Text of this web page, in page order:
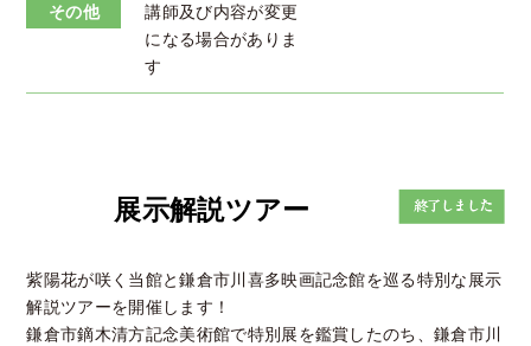
その他
講師及び内容が変更
になる場合がありま
す
展示解説ツアー
紫陽花が咲く当館と鎌倉市川喜多映画記念館を巡る特別な展示
解説ツアーを開催します！
鎌倉市鏑木清方記念美術館で特別展を鑑賞したのち、鎌倉市川